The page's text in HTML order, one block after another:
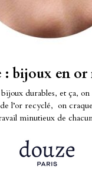
: bijoux en or
durables, et ça, on
l’or recyclé, on
minutieux de